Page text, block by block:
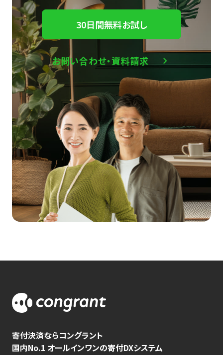
30日間無料お試し
お問い合わせ・資料請求
寄付決済ならコングラント
国内No.1 オールインワンの寄付DXシステム